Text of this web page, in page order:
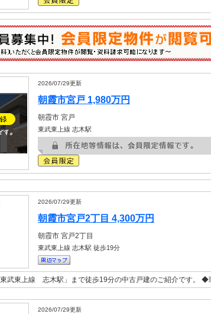
2026/07/29更新
朝霞市宮戸 1,980万円
朝霞市 宮戸
東武東上線 志木駅
2026/07/29更新
朝霞市宮戸2丁目 4,300万円
朝霞市 宮戸2丁目
東武東上線 志木駅 徒歩19分
東武東上線 志木駅」まで徒歩19分の中古戸建のご紹介です。
2026/07/29更新